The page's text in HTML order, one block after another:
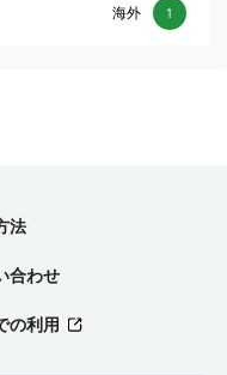
1
海外
法
合わせ
の利用